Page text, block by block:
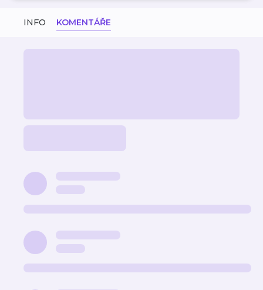
INFO KOMENTÁŘE